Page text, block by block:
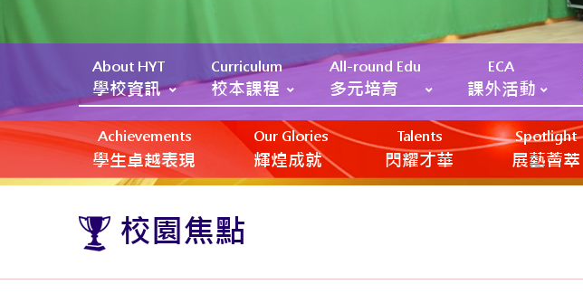
About HYT
學校資訊
Curriculum
校本課程
All-round Edu
多元培育
ECA
課外活動
Achievements
學生卓越表現
Our Glories
輝煌成就
Talents
閃耀才華
Spotlight
展藝薈萃
校園焦點